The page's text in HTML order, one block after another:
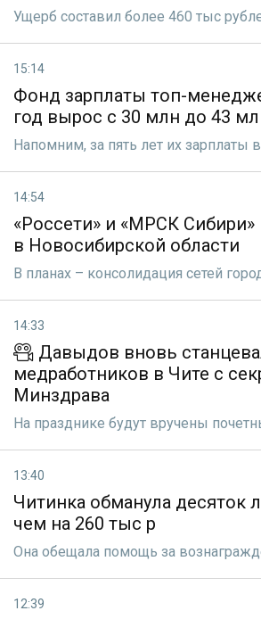
Ущерб составил более 460 тыс
15:14
Фонд зарплаты топ-
год вырос с 30 млн до 43
Напомним, за пять лет их зарплаты
14:54
«Россети» и «МРСК Сибири»
в Новосибирской области
В планах – консолидация сетей
14:33
Давыдов вновь
медработников в Чите с
Минздрава
На празднике будут вручены
13:40
Читинка обманула десяток
чем на 260 тыс р
Она обещала помощь за
12:39